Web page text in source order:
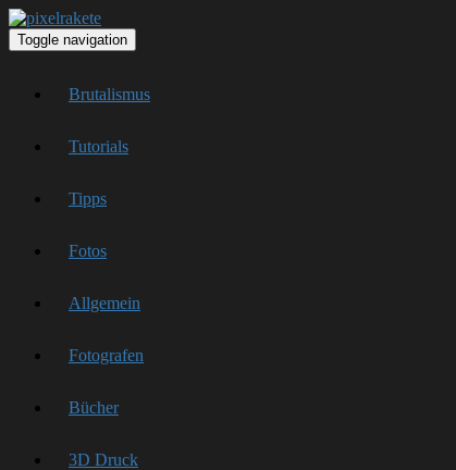
Toggle navigation
Brutalismus
Tutorials
Tipps
Fotos
Allgemein
Fotografen
Bücher
3D Druck